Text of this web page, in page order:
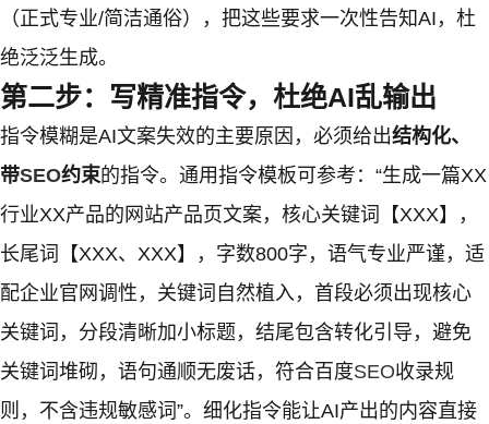
（正式专业/简洁通俗），把这些要求一次性告知AI，杜
绝泛泛生成。
第二步：写精准指令，杜绝AI乱输出
指令模糊是AI文案失效的主要原因，必须给出结构化、
带SEO约束的指令。通用指令模板可参考：“生成一篇XX
行业XX产品的网站产品页文案，核心关键词【XXX】，
长尾词【XXX、XXX】，字数800字，语气专业严谨，适
配企业官网调性，关键词自然植入，首段必须出现核心
关键词，分段清晰加小标题，结尾包含转化引导，避免
关键词堆砌，语句通顺无废话，符合百度SEO收录规
则，不含违规敏感词”。细化指令能让AI产出的内容直接